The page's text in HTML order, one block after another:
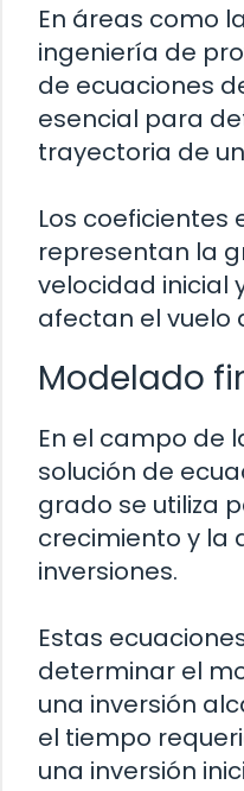
En áreas como
ingeniería de
de ecuaciones
esencial para
trayectoria de
Los coeficientes
representan la
velocidad inicial
afectan el vuelo
Modelado
En el campo de
solución de
grado se utiliza
crecimiento y la
inversiones.
Estas
determinar el
una inversión
el tiempo
una inversión